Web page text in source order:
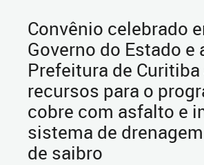
Convênio celebrado
Governo do Estado e
Prefeitura de
recursos para o
cobre com asfalto e
sistema de
de saibro